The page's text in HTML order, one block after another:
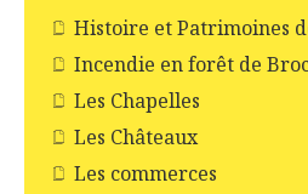
Histoire et Patrimoines
Incendie en forêt de
Les Chapelles
Les Châteaux
Les commerces